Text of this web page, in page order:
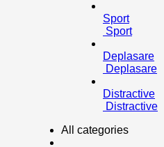
Sport
Sport
Deplasare
Deplasare
Distractive
Distractive
All categories